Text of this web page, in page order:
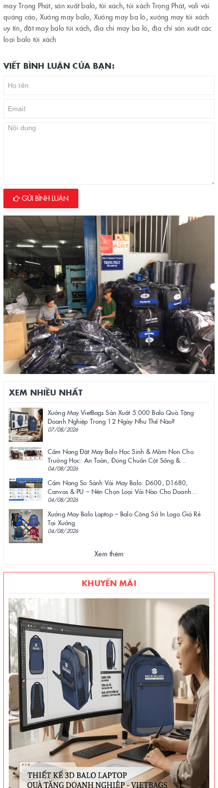
may Trọng Phát, sản xuất balô, túi xách,túi xách Trọng Phát, vali vải
quảng cáo, Xưởng may balo, Xưởng may ba lô, xưởng may túi xách
uy tín, đặt may balo túi xách, địa chỉ may ba lô, địa chỉ sản xuất các
loại balo túi xách
VIẾT BÌNH LUẬN CỦA BẠN:
GỬI BÌNH LUẬN
XEM NHIỀU NHẤT
Xưởng May VietBags Sản Xuất 5.000 Balo Quà Tặng
Doanh Nghiệp Trong 12 Ngày Như Thế Nào?
07/08/2026
Cẩm Nang Đặt May Balo Học Sinh & Mầm Non Cho
Trường Học: An Toàn, Đúng Chuẩn Cột Sống &...
04/08/2026
Cẩm Nang So Sánh Vải May Balo: D600, D1680,
Canvas & PU – Nên Chọn Loại Vải Nào Cho Doanh...
04/08/2026
Xưởng May Balo Laptop – Balo Công Sở In Logo Giá Rẻ
Tại Xưởng
04/08/2026
Xem thêm
KHUYẾN MÃI